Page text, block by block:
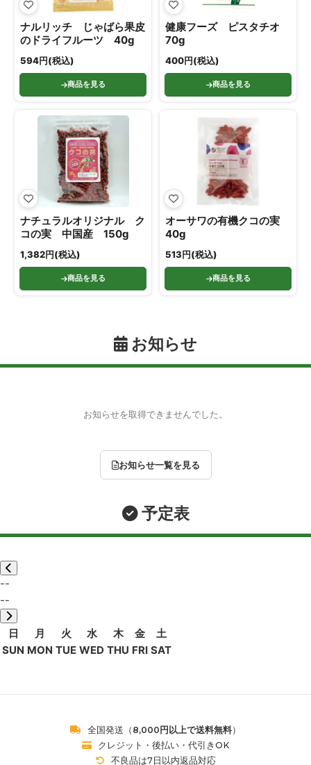
ナルリッチ じゃばら果皮
のドライフルーツ 40g
594円(税込)
商品を見る
健康フーズ ピスタチオ
70g
400円(税込)
商品を見る
ナチュラルオリジナル ク
コの実 中国産 150g
1,382円(税込)
商品を見る
オーサワの有機クコの実
40g
513円(税込)
商品を見る
お知らせ
お知らせを取得できませんでした。
お知らせ一覧を見る
予定表
--
--
日
SUN
月
MON
火
TUE
水
WED
木
THU
金
FRI
土
SAT
全国発送（ 8,000円以上で送料無料）
クレジット・後払い・代引きOK
不良品は7日以内返品対応